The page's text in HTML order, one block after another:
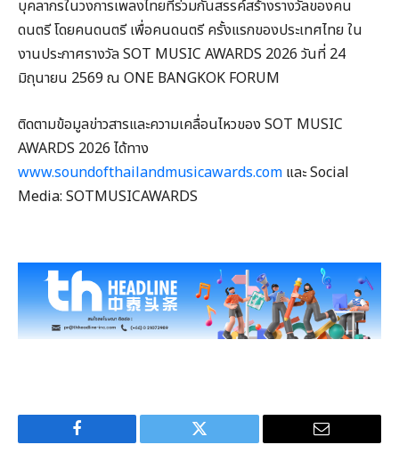
บุคลากรในวงการเพลงไทยที่ร่วมกันสรรค์สร้างรางวัลของคน
ดนตรี โดยคนดนตรี เพื่อคนดนตรี ครั้งแรกของประเทศไทย ใน
งานประกาศรางวัล SOT MUSIC AWARDS 2026 วันที่ 24
มิถุนายน 2569 ณ ONE BANGKOK FORUM
ติดตามข้อมูลข่าวสารและความเคลื่อนไหวของ SOT MUSIC
AWARDS 2026 ได้ทาง
www.soundofthailandmusicawards.com และ Social
Media: SOTMUSICAWARDS
Facebook Twitter Email